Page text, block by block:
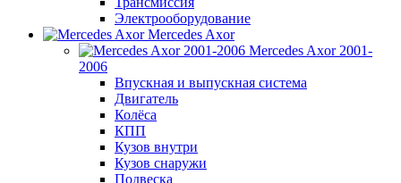
Электрооборудование
Mercedes Axor
Mercedes Axor 2001-
2006
Впускная и выпускная система
Двигатель
Колёса
КПП
Кузов внутри
Кузов снаружи
Подвеска